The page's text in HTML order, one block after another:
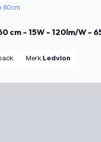
60cm
Merk: Ledvion